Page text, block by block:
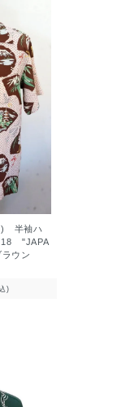
) 半袖ハ
"JAPA
ウン
)